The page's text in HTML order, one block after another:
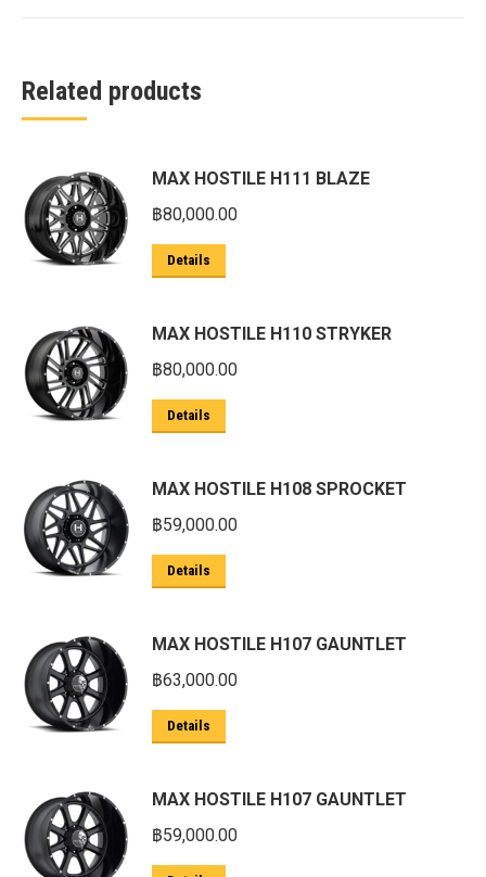
Related products
MAX HOSTILE H111 BLAZE
฿80,000.00
Details
MAX HOSTILE H110 STRYKER
฿80,000.00
Details
MAX HOSTILE H108 SPROCKET
฿59,000.00
Details
MAX HOSTILE H107 GAUNTLET
฿63,000.00
Details
MAX HOSTILE H107 GAUNTLET
฿59,000.00